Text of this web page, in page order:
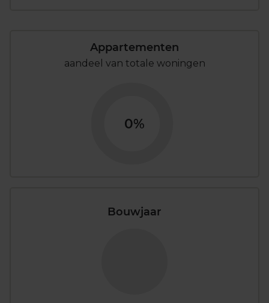
Appartementen
aandeel van totale woningen
0%
Bouwjaar